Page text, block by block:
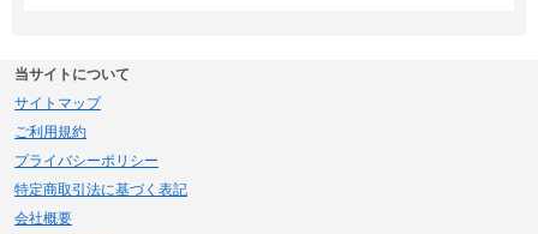
当サイトについて
サイトマップ
ご利用規約
プライバシーポリシー
特定商取引法に基づく表記
会社概要